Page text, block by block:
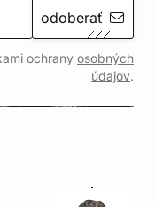
odoberať
ochrany osobných
údajov.